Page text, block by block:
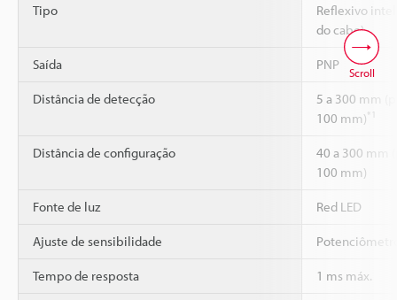
Tipo
Reflexivo
do cabo)
Saída PNP
Distância de detecção
5 a 300 mm
100 mm) *1
Distância de configuração
40 a 300 mm
100 mm)
Fonte de luz Red LED
Ajuste de sensibilidade
Tempo de resposta 1 ms máx.
Scroll